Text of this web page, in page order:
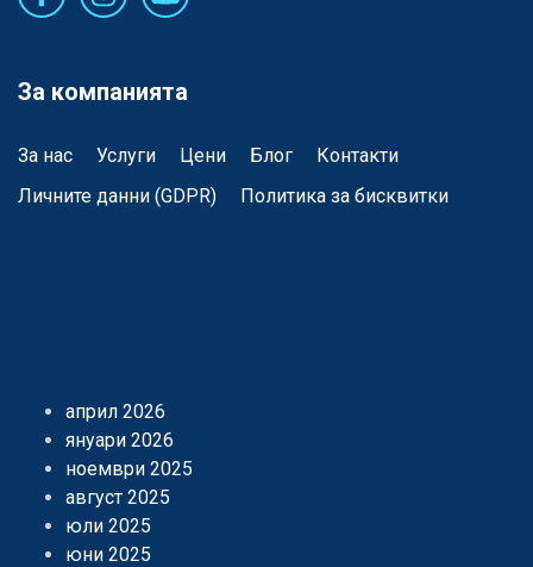
За компанията
За нас Услуги Цени Блог
Контакти
Личните данни (GDPR)
Политика за бисквитки
април 2026
януари 2026
ноември 2025
август 2025
юли 2025
юни 2025